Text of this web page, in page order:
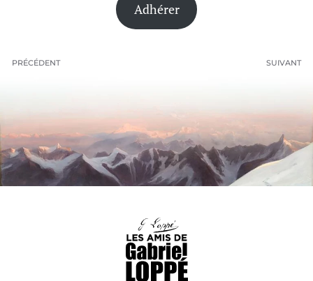
Adhérer
PRÉCÉDENT SUIVANT